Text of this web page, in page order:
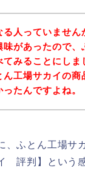
人っていません
があったので、
みることにしま
工場サカイの商
たんですよね。
、ふとん工場サ
評判】という